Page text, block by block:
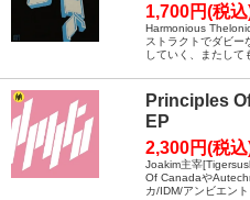
1,700円(税
Harmonious
ストラクトでダビー
していく、またして
Principles
EP
2,300円(税
Joakim主宰
Of Canadaや
カ/IDM/アンビエント